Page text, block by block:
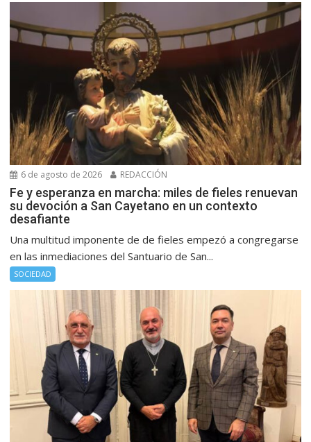
6 de agosto de 2026 REDACCIÓN
Fe y esperanza en marcha: miles de fieles renuevan
su devoción a San Cayetano en un contexto
desafiante
Una multitud imponente de de fieles empezó a congregarse
en las inmediaciones del Santuario de San...
SOCIEDAD